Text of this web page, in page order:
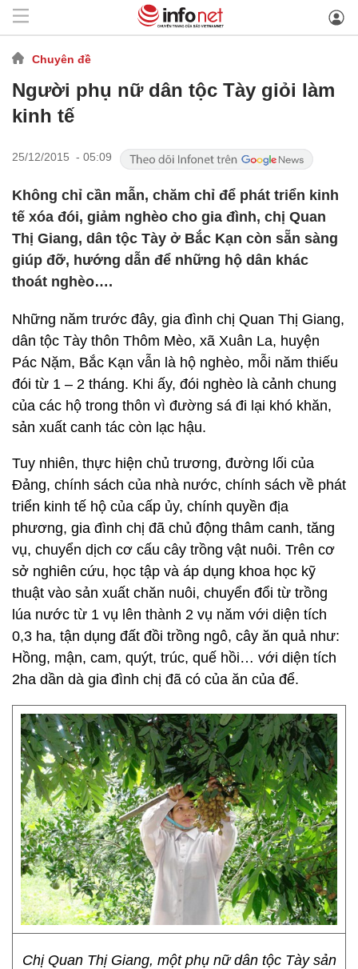
Chuyên đề
Người phụ nữ dân tộc Tày giỏi làm
kinh tế
25/12/2015 - 05:09
Không chỉ cần mẫn, chăm chỉ để phát triển kinh
tế xóa đói, giảm nghèo cho gia đình, chị Quan
Thị Giang, dân tộc Tày ở Bắc Kạn còn sẵn sàng
giúp đỡ, hướng dẫn để những hộ dân khác
thoát nghèo….
Những năm trước đây, gia đình chị Quan Thị Giang,
dân tộc Tày thôn Thôm Mèo, xã Xuân La, huyện
Pác Nặm, Bắc Kạn vẫn là hộ nghèo, mỗi năm thiếu
đói từ 1 – 2 tháng. Khi ấy, đói nghèo là cảnh chung
của các hộ trong thôn vì đường sá đi lại khó khăn,
sản xuất canh tác còn lạc hậu.
Tuy nhiên, thực hiện chủ trương, đường lối của
Đảng, chính sách của nhà nước, chính sách về phát
triển kinh tế hộ của cấp ủy, chính quyền địa
phương, gia đình chị đã chủ động thâm canh, tăng
vụ, chuyển dịch cơ cấu cây trồng vật nuôi. Trên cơ
sở nghiên cứu, học tập và áp dụng khoa học kỹ
thuật vào sản xuất chăn nuôi, chuyển đổi từ trồng
lúa nước từ 1 vụ lên thành 2 vụ năm với diện tích
0,3 ha, tận dụng đất đồi trồng ngô, cây ăn quả như:
Hồng, mận, cam, quýt, trúc, quế hồi… với diện tích
2ha dần dà gia đình chị đã có của ăn của để.
Chị Quan Thị Giang, một phụ nữ dân tộc Tày sản